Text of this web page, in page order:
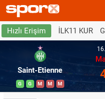
Hızlı Erişim İLK11 KUR
Saint-Etienne
G G M M M